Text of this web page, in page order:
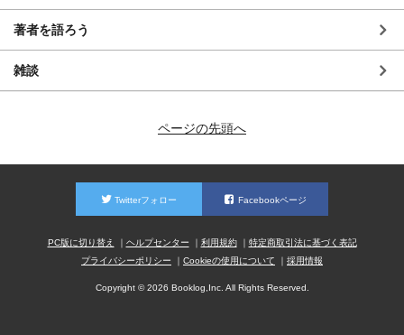
著者を語ろう
雑談
ページの先頭へ
Twitterフォロー Facebookページ
PC版に切り替え ヘルプセンター 利用規約
特定商取引法に基づく表記
プライバシーポリシー
Cookieの使用について 採用情報
Copyright © 2026 Booklog,Inc. All Rights Reserved.